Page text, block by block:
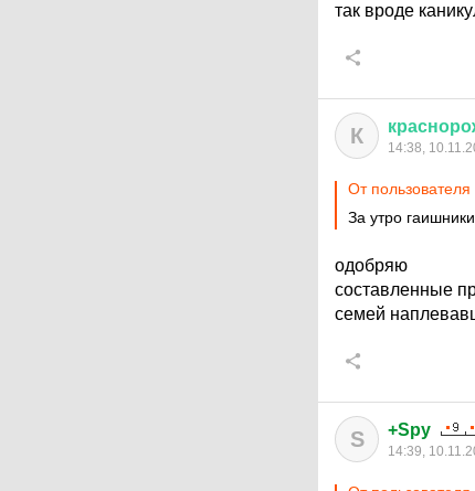
так вроде
К 14:38,
От пользователя
За утро
одобряю
составленные
семей
S +Spy
14:39,